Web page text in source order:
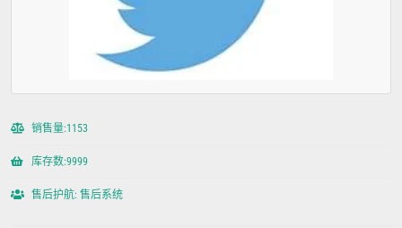
销售量:1153
库存数:9999
售后护航: 售后系统